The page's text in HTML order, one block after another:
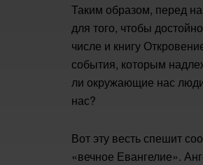
Таким образом, перед
для того, чтобы
числе и книгу
события, которым
ли окружающие нас
нас?
Вот эту весть спешит
«вечное Евангелие».